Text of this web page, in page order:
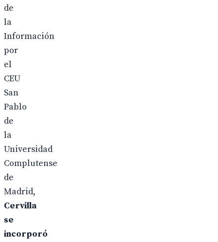
de
la
Información
por
el
CEU
San
Pablo
de
la
Universidad
Complutense
de
Madrid,
Cervilla
se
incorporó